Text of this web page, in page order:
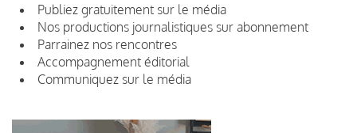
Publiez gratuitement sur le média
Nos productions journalistiques sur abonnement
Parrainez nos rencontres
Accompagnement éditorial
Communiquez sur le média